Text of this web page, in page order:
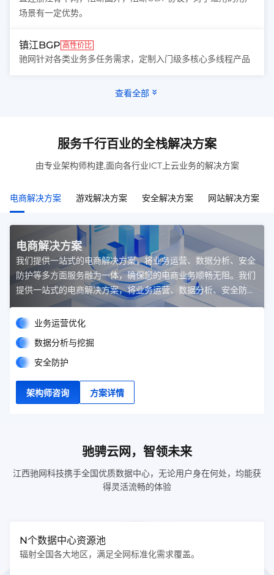
场景有一定优势。
镇江BGP 高性价比
驰网针对各类业务多任务需求，定制入门级多核心多线程产品
查看全部
服务千行百业的全栈解决方案
由专业架构师构建,面向各行业ICT上云业务的解决方案
电商解决方案 游戏解决方案 安全解决方案 网站解决方案
电商解决方案
我们提供一站式的电商解决方案，将业务运营、数据分析、安全
防护等多方面服务融为一体，确保您的电商业务顺畅无阻。我们
提供一站式的电商解决方案，将业务运营、数据分析、安全防护
等多方面服务融为一体，确保您的电商业务顺畅无阻。
业务运营优化
数据分析与挖掘
安全防护
架构师咨询 方案详情
驰骋云网，智领未来
江西驰网科技携手全国优质数据中心，无论用户身在何处，均能获
得灵活流畅的体验
N个数据中心资源池
辐射全国各大地区，满足全网标准化需求覆盖。